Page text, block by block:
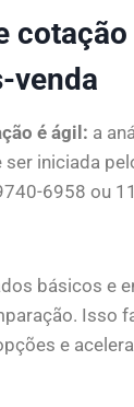
cotação
venda
é ágil: a
iniciada
6958 ou
básicos e
Isso
e